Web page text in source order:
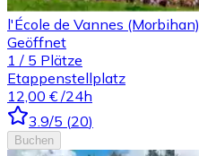
l'École de Vannes (Morbihan)
Geöffnet
1 / 5 Plätze
Etappenstellplatz
12,00 € /24h
3.9/5 (20)
Buchen